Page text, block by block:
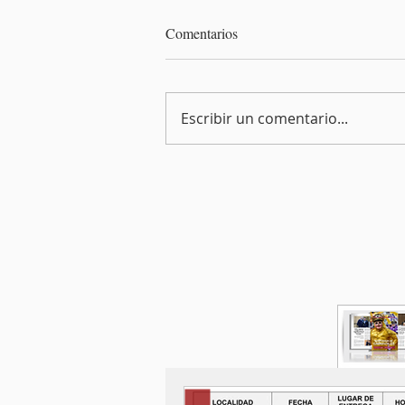
Comentarios
Escribir un comentario...